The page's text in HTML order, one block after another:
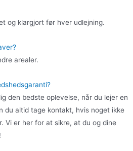
og klargjort før hver udlejning.
arealer.
den bedste oplevelse, når du lejer en
du altid tage kontakt, hvis noget ikke
Vi er her for at sikre, at du og dine